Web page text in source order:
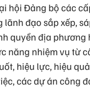
hội Đảng bộ các
đạo sắp xếp,
quyền địa phương
năng nhiệm vụ từ
hiệu lực, hiệu
các dự án công